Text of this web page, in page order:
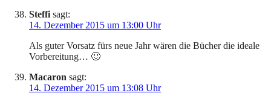
Steffi sagt:
14. Dezember 2015 um 13:00 Uhr
Als guter Vorsatz fürs neue Jahr wären die Bücher die ideale
Vorbereitung… 🙂
Macaron sagt:
14. Dezember 2015 um 13:08 Uhr